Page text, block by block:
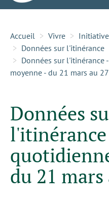
Accueil Vivre
Données sur l'itinérance
Données sur
moyenne - du 21 mars au
Données
du 21